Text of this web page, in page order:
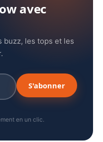
avec
buzz, les tops et les
S'abonner
en un clic.